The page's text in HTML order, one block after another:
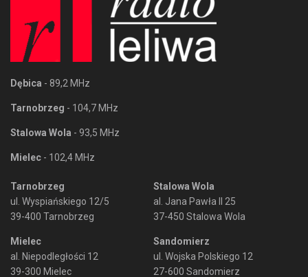
Dębica - 89,2 MHz
Tarnobrzeg - 104,7 MHz
Stalowa Wola - 93,5 MHz
Mielec - 102,4 MHz
Tarnobrzeg
ul. Wyspiańskiego 12/5
39-400 Tarnobrzeg
Mielec
al. Niepodległości 12
39-300 Mielec
Stalowa Wola
al. Jana Pawła II 25
37-450 Stalowa Wola
Sandomierz
ul. Wojska Polskiego 12
27-600 Sandomierz